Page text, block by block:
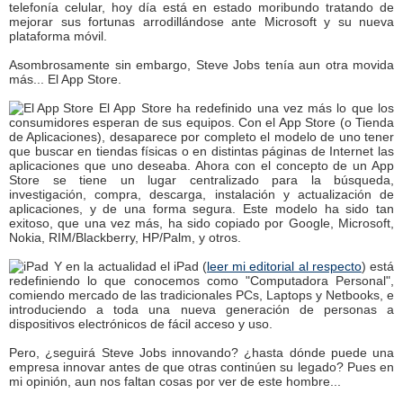
telefonía celular, hoy día está en estado moribundo tratando de
mejorar sus fortunas arrodillándose ante Microsoft y su nueva
plataforma móvil.
Asombrosamente sin embargo, Steve Jobs tenía aun otra movida
más... El App Store.
El App Store ha redefinido una vez más lo que los
consumidores esperan de sus equipos. Con el App Store (o Tienda
de Aplicaciones), desaparece por completo el modelo de uno tener
que buscar en tiendas físicas o en distintas páginas de Internet las
aplicaciones que uno deseaba. Ahora con el concepto de un App
Store se tiene un lugar centralizado para la búsqueda,
investigación, compra, descarga, instalación y actualización de
aplicaciones, y de una forma segura. Este modelo ha sido tan
exitoso, que una vez más, ha sido copiado por Google, Microsoft,
Nokia, RIM/Blackberry, HP/Palm, y otros.
Y en la actualidad el iPad (leer mi editorial al respecto) está
redefiniendo lo que conocemos como "Computadora Personal",
comiendo mercado de las tradicionales PCs, Laptops y Netbooks, e
introduciendo a toda una nueva generación de personas a
dispositivos electrónicos de fácil acceso y uso.
Pero, ¿seguirá Steve Jobs innovando? ¿hasta dónde puede una
empresa innovar antes de que otras continúen su legado? Pues en
mi opinión, aun nos faltan cosas por ver de este hombre...